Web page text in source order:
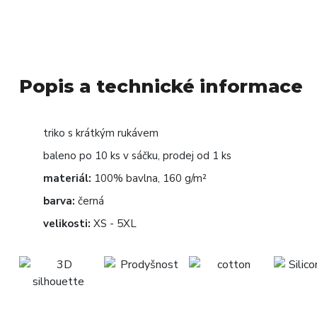
Popis a technické informace
triko s krátkým rukávem
baleno po 10 ks v sáčku, prodej od 1 ks
materiál: 100% bavlna, 160 g/m²
barva: černá
velikosti: XS - 5XL